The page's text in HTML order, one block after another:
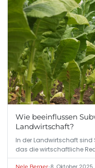
Wie beeinflussen
Landwirtschaft?
In der Landwirtschaft sind
das die wirtschaftliche